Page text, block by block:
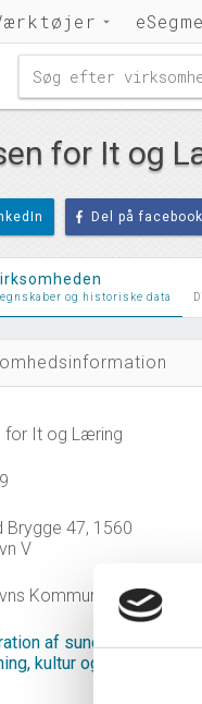
for It og
Del på facebook
og historiske data
for It og Læring
Brygge 47, 1560
V
Kommune
af sundhedsvæsen,
kultur og sociale